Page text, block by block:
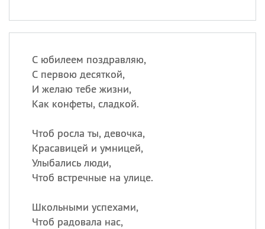
С юбилеем поздравляю,
С первою десяткой,
И желаю тебе жизни,
Как конфеты, сладкой.
Чтоб росла ты, девочка,
Красавицей и умницей,
Улыбались люди,
Чтоб встречные на улице.
Школьными успехами,
Чтоб радовала нас,